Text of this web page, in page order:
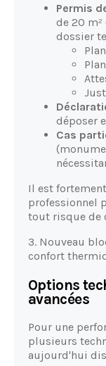
Permis
de 20 m²
dossier
déposer
Cas
Il est
professionnel
tout risque de
3. Nouveau
confort
Options
avancées
Pour une
plusieurs
aujourd'hui